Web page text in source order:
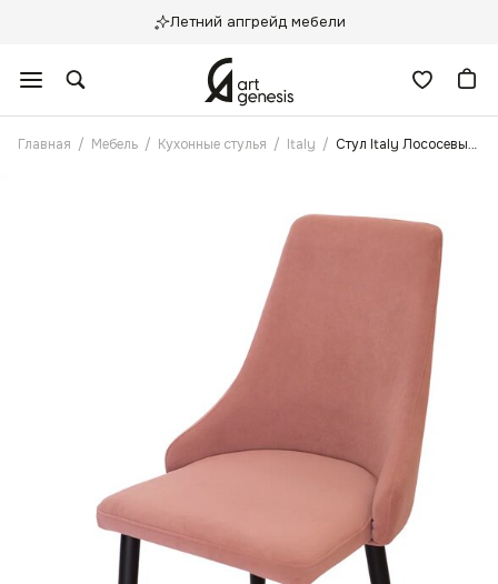
Летний апгрейд мебели
Главная / Мебель / Кухонные стулья / Italy / Стул Italy Лососевый Антикоготь